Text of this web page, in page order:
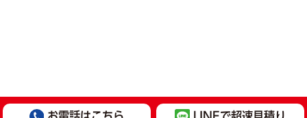
する開示、利用目的の通知、内容の訂正・追加または削除、利用